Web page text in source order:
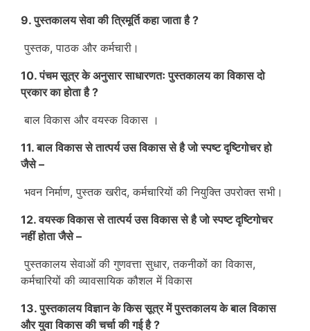
9. पुस्तकालय सेवा की त्रिमूर्ति कहा जाता है ?
पुस्तक, पाठक और कर्मचारी।
10. पंचम सूत्र के अनुसार साधारणतः पुस्तकालय का विकास दो
प्रकार का होता है ?
बाल विकास और वयस्क विकास ।
11. बाल विकास से तात्पर्य उस विकास से है जो स्पष्ट दृष्टिगोचर हो
जैसे –
भवन निर्माण, पुस्तक खरीद, कर्मचारियों की नियुक्ति उपरोक्त सभी।
12. वयस्क विकास से तात्पर्य उस विकास से है जो स्पष्ट दृष्टिगोचर
नहीं होता जैसे –
पुस्तकालय सेवाओं की गुणवत्ता सुधार, तकनीकों का विकास,
कर्मचारियों की व्यावसायिक कौशल में विकास
13. पुस्तकालय विज्ञान के किस सूत्र में पुस्तकालय के बाल विकास
और युवा विकास की चर्चा की गई है ?